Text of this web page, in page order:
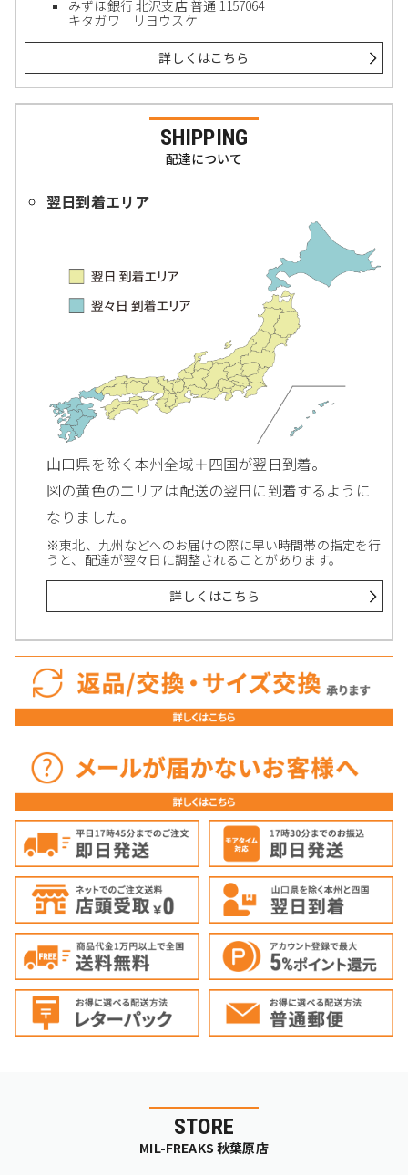
みずほ銀行 北沢支店 普通 1157064
キタガワ リヨウスケ
詳しくはこちら
SHIPPING
配達について
翌日到着エリア
山口県を除く本州全域＋四国が翌日到着。
図の黄色のエリアは配送の翌日に到着するように
なりました。
※東北、九州などへのお届けの際に早い時間帯の指定を行
うと、配達が翌々日に調整されることがあります。
詳しくはこちら
STORE
MIL-FREAKS 秋葉原店